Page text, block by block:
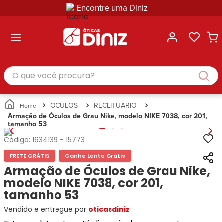
Encontre uma Diniz
Masculino
Feminino
Infantil
Unissex
Busque
Por
Marcas
Ana
Hickmann
Bulget
Miu-
Miu
Guess
Lacoste
Categorias
Masculino
Feminino
Infantil
Unissex
Busque
Por
Marcas
Ray-
Ban
Prada
Ana
Hickmann
Tecnol
Correntes
para
Óculos
Estojos
para
Óculos
Soluções
e
Cuidados
Busque
Ray-
Ban
Prada
Exchange
Tommy
Hilfiger
Ana
Hickmann
Guess
Speedo
Categoria
Armações
de Óculos
Óculos
de Sol
Corrente
para
Estojo
para
Óculos
Gênero
Masculino
Feminino
O que você procura?
OCULOS
RECEITUARIO
Armação de Óculos de Grau Nike, modelo NIKE 7038, cor 201,
tamanho 53
Código: 1634139 - 15773
FRETE GRÁTIS Ganhe Lente Grátis
Armação de Óculos de Grau Nike,
modelo NIKE 7038, cor 201,
tamanho 53
Vendido e entregue por oticasdiniz